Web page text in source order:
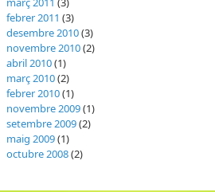
febrer 2011 (3)
desembre 2010(3)
novembre 2010(2)
abril 2010(1)
març 2010(2)
febrer 2010(1)
novembre 2009(1)
setembre 2009(2)
maig 2009(1)
octubre 2008(2)